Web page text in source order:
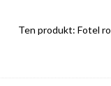
Ten produkt: Fotel